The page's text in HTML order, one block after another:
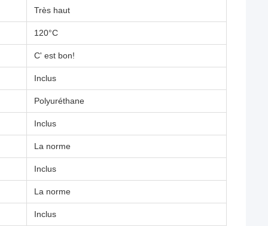
Très haut
120°C
C' est bon!
Inclus
Polyuréthane
Inclus
La norme
Inclus
La norme
Inclus